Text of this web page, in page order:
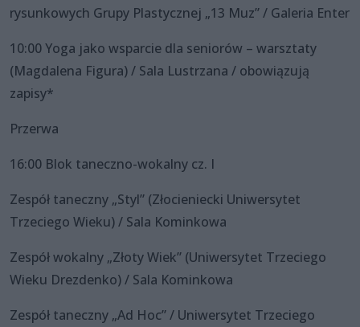
rysunkowych Grupy Plastycznej „13 Muz” / Galeria Enter
10:00 Yoga jako wsparcie dla seniorów – warsztaty
(Magdalena Figura) / Sala Lustrzana / obowiązują
zapisy*
Przerwa
16:00 Blok taneczno-wokalny cz. I
Zespół taneczny „Styl” (Złocieniecki Uniwersytet
Trzeciego Wieku) / Sala Kominkowa
Zespół wokalny „Złoty Wiek” (Uniwersytet Trzeciego
Wieku Drezdenko) / Sala Kominkowa
Zespół taneczny „Ad Hoc” / Uniwersytet Trzeciego